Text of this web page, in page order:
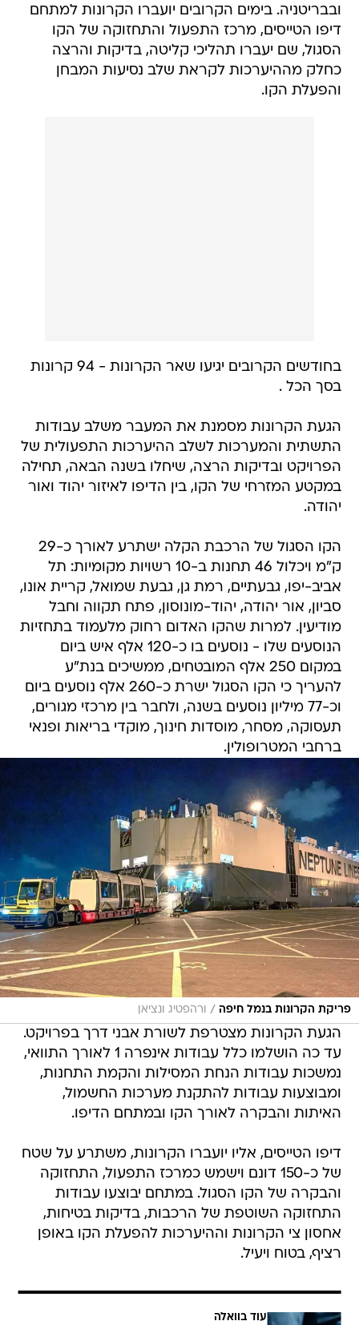
ובבריטניה. בימים הקרובים יועברו הקרונות למתחם
דיפו הטייסים, מרכז התפעול והתחזוקה של הקו
הסגול, שם יעברו תהליכי קליטה, בדיקות והרצה
כחלק מההיערכות לקראת שלב נסיעות המבחן
והפעלת הקו.
בחודשים הקרובים יגיעו שאר הקרונות - 94 קרונות
בסך הכל .
הגעת הקרונות מסמנת את המעבר משלב עבודות
התשתית והמערכות לשלב ההיערכות התפעולית של
הפרויקט ובדיקות הרצה, שיחלו בשנה הבאה, תחילה
במקטע המזרחי של הקו, בין הדיפו לאיזור יהוד ואור
יהודה.
הקו הסגול של הרכבת הקלה ישתרע לאורך כ-29
ק"מ ויכלול 46 תחנות ב-10 רשויות מקומיות: תל
אביב-יפו, גבעתיים, רמת גן, גבעת שמואל, קריית אונו,
סביון, אור יהודה, יהוד-מונוסון, פתח תקווה וחבל
מודיעין. למרות שהקו האדום רחוק מלעמוד בתחזיות
הנוסעים שלו - נוסעים בו כ-120 אלף איש ביום
במקום 250 אלף המובטחים, ממשיכים בנת"ע
להעריך כי הקו הסגול ישרת כ-260 אלף נוסעים ביום
וכ-77 מיליון נוסעים בשנה, ולחבר בין מרכזי מגורים,
תעסוקה, מסחר, מוסדות חינוך, מוקדי בריאות ופנאי
ברחבי המטרופולין.
פריקת הקרונות בנמל חיפה / ורהפטיג ונציאן
הגעת הקרונות מצטרפת לשורת אבני דרך בפרויקט.
עד כה הושלמו כלל עבודות אינפרה 1 לאורך התוואי,
נמשכות עבודות הנחת המסילות והקמת התחנות,
ומבוצעות עבודות להתקנת מערכות החשמול,
האיתות והבקרה לאורך הקו ובמתחם הדיפו.
דיפו הטייסים, אליו יועברו הקרונות, משתרע על שטח
של כ-150 דונם וישמש כמרכז התפעול, התחזוקה
והבקרה של הקו הסגול. במתחם יבוצעו עבודות
התחזוקה השוטפת של הרכבות, בדיקות בטיחות,
אחסון צי הקרונות וההיערכות להפעלת הקו באופן
רציף, בטוח ויעיל.
עוד בוואלה